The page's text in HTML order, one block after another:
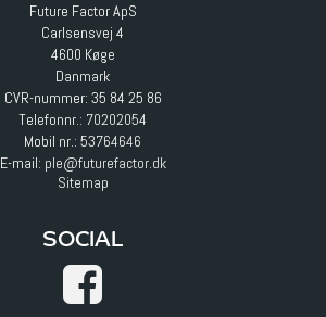
Future Factor ApS
Carlsensvej 4
4600 Køge
Danmark
CVR-nummer: 35 84 25 86
Telefonnr.: 70202054
Mobil nr.: 53764646
E-mail: ple@futurefactor.dk
Sitemap
SOCIAL